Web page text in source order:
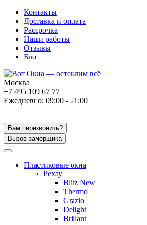
Контакты
Доставка и оплата
Рассрочка
Наши работы
Отзывы
Блог
Москва
+7 495 109 67 77
Ежедневно: 09:00 - 21:00
Вам перезвонить?
Вызов замерщика
Пластиковые окна
Рехау
Blitz New
Thermo
Grazio
Delight
Brillant